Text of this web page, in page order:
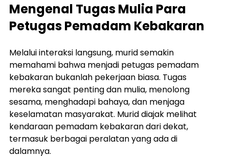
Mengenal Tugas Mulia Para
Petugas Pemadam Kebakaran
Melalui interaksi langsung, murid semakin
memahami bahwa menjadi petugas pemadam
kebakaran bukanlah pekerjaan biasa. Tugas
mereka sangat penting dan mulia, menolong
sesama, menghadapi bahaya, dan menjaga
keselamatan masyarakat. Murid diajak melihat
kendaraan pemadam kebakaran dari dekat,
termasuk berbagai peralatan yang ada di
dalamnya.